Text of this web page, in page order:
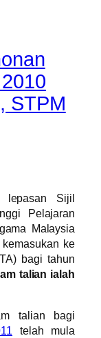
STPM
lepasan Sijil
Pelajaran
Malaysia
ke
bagi tahun
talian ialah
talian bagi
telah mula